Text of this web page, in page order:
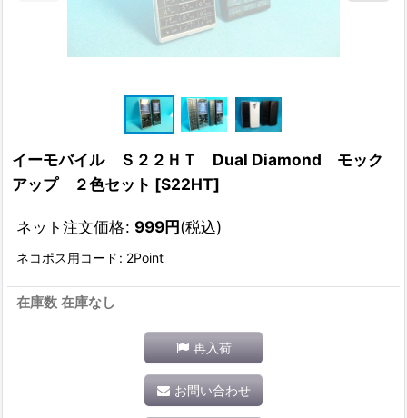
イーモバイル Ｓ２２ＨＴ Dual Diamond モック
アップ ２色セット [S22HT]
ネット注文価格: 999円(税込)
ネコポス用コード : 2Point
在庫数 在庫なし
再入荷
お問い合わせ